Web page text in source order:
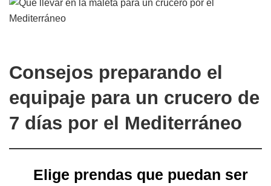
Consejos preparando el
equipaje para un crucero de
7 días por el Mediterráneo
Elige prendas que puedan ser